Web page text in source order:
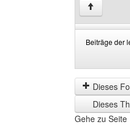
↑
Beiträge der
der
letzten
Zeit
anzeigen
by
Dieses
Dieses
Gehe zu Seite